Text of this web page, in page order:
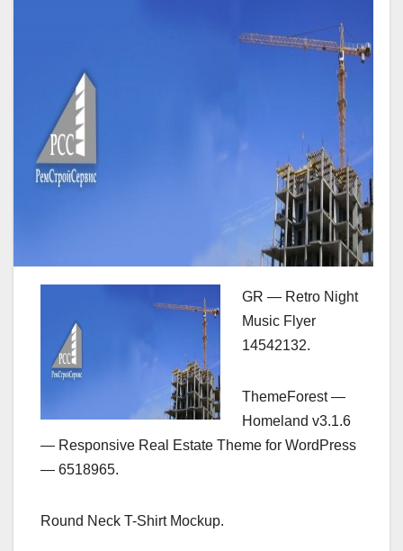
GR — Retro Night
Music Flyer
14542132.
ThemeForest —
Homeland v3.1.6
— Responsive Real Estate Theme for WordPress
— 6518965.
Round Neck T-Shirt Mockup.